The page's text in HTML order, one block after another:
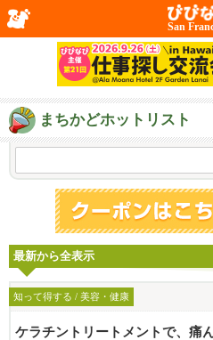
San
まちかどホットリスト
最新から全表示
知って得する / 美容・健康
ケラチントリートメントで、痛